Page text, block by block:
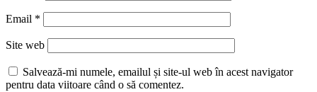
Email *
Site web
Salvează-mi numele, emailul și site-ul web în acest navigator
pentru data viitoare când o să comentez.